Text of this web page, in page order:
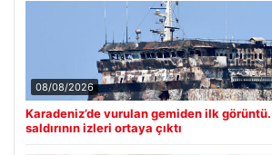
08/08/2026
Karadeniz’de vurulan gemiden ilk görüntü.
saldırının izleri ortaya çıktı